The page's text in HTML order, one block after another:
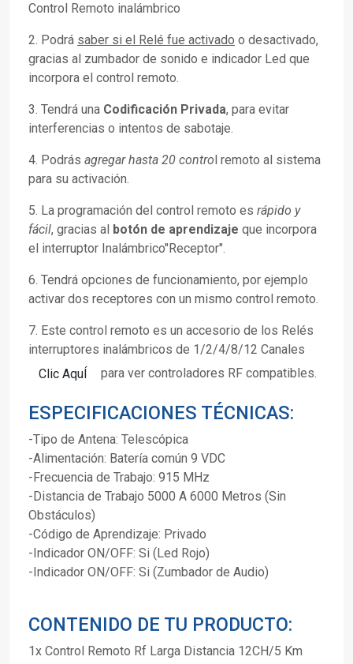
Control Remoto inalámbrico
2. Podrá saber si el Relé fue activado o desactivado,
gracias al zumbador de sonido e indicador Led que
incorpora el control remoto.
3. Tendrá una Codificación Privada, para evitar
interferencias o intentos de sabotaje.
4. Podrás agregar hasta 20 contro l remoto al sistema
para su activación.
5. La programación del control remoto es rápido y
fácil, gracias al botón de aprendizaje que incorpora
el interruptor Inalámbrico"Receptor".
6. Tendrá opciones de funcionamiento, por ejemplo
activar dos receptores con un mismo control remoto.
7. Este control remoto es un accesorio de los Relés
interruptores inalámbricos de 1/2/4/8/12 Canales
Clic AquÍ
para ver controladores RF compatibles.
ESPECIFICACIONES TÉCNICAS:
-Tipo de Antena: Telescópica
-Alimentación: Batería común 9 VDC
-Frecuencia de Trabajo: 915 MHz
-Distancia de Trabajo 5000 A 6000 Metros (Sin
Obstáculos)
-Código de Aprendizaje: Privado
-Indicador ON/OFF: Si (Led Rojo)
-Indicador ON/OFF: Si (Zumbador de Audio)
CONTENIDO DE TU PRODUCTO:
1x Control Remoto Rf Larga Distancia 12CH/5 Km